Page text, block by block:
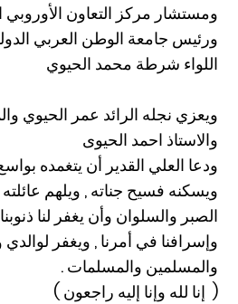
ومستشار مركز التعاون الأوروبي
ورئيس جامعة الوطن العربي
اللواء شرطة محمد الحيوي
ويعزي نجله الرائد عمر الحيوي
والاستاذ احمد الحيوى
ودعا العلي القدير أن يتغمده
ويسكنه فسيح جناته , ويلهم
الصبر والسلوان وأن يغفر لنا ذنوبنا
وإسرافنا في أمرنا , ويغفر لوالدي
والمسلمين والمسلمات .
( إنا لله وإنا إليه راجعون )